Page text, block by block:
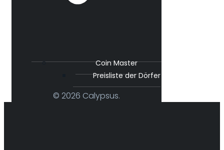
Coin Master
Preisliste der Dörfer
© 2026 Calypsus.